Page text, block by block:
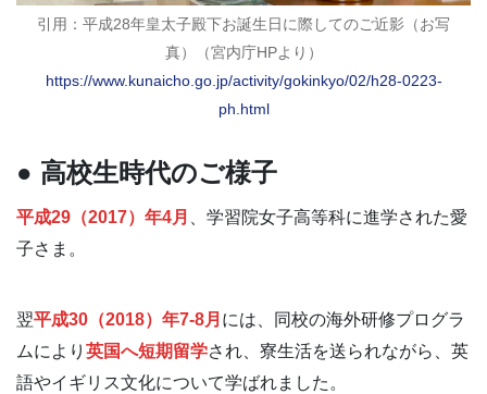
引用：平成28年皇太子殿下お誕生日に際してのご近影（お写
真）（宮内庁HPより）
https://www.kunaicho.go.jp/activity/gokinkyo/02/h28-0223-
ph.html
● 高校生時代のご様子
平成29（2017）年4月
、学習院女子高等科に進学された愛
子さま。
翌平成30（2018）年7-8月 には、同校の海外研修プログラ
ムにより 英国へ短期留学され、寮生活を送られながら、英
語やイギリス文化について学ばれました。